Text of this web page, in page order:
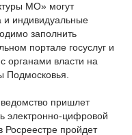
МО» могут
и индивидуальные
заполнить
портале госуслуг и
органами власти на
Подмосковья.
пришлет
электронно-цифровой
Росреестре пройдет